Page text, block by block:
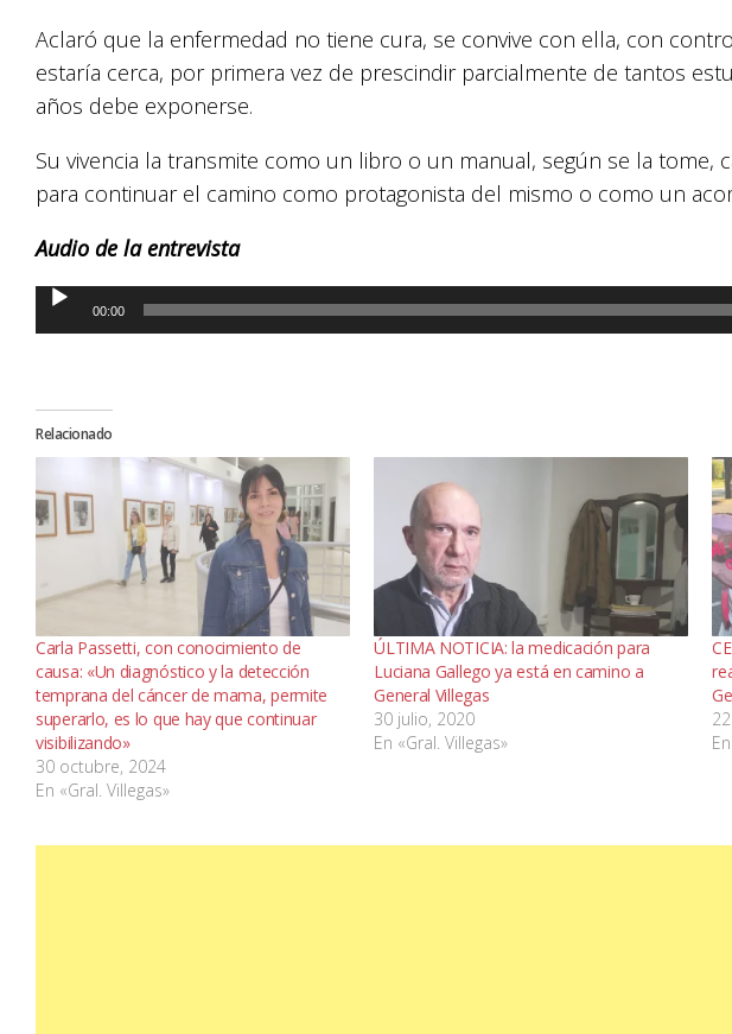
Aclaró que la enfermedad no tiene cura, se convive con ella, con
estaría cerca, por primera vez de prescindir parcialmente de tantos
años debe exponerse.
Su vivencia la transmite como un libro o un manual, según se la tome,
para continuar el camino como protagonista del mismo o como un
Audio de la entrevista
Reproductor
de
00:00
Relacionado
Carla Passetti, con conocimiento de
causa: «Un diagnóstico y la detección
temprana del cáncer de mama, permite
superarlo, es lo que hay que continuar
visibilizando»
30 octubre, 2024
En «Gral. Villegas»
ÚLTIMA NOTICIA: la medicación para
Luciana Gallego ya está en camino a
General Villegas
30 julio, 2020
En «Gral. Villegas»